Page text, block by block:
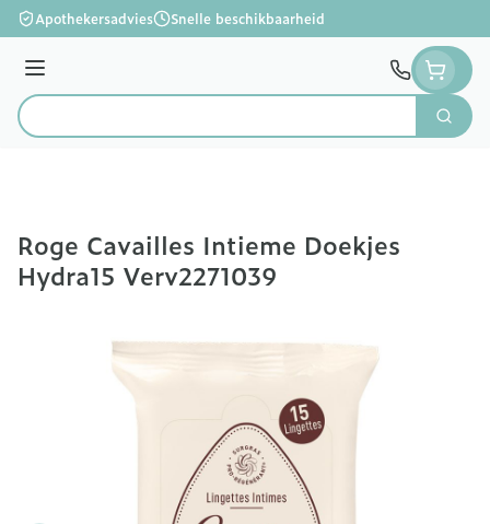
Ga naar de inhoud
Apothekersadvies Snelle beschikbaarheid
Menu
Product, merk, categorie...
Zoek
Roge Cavailles Intieme Doekjes
Hydra15 Verv2271039